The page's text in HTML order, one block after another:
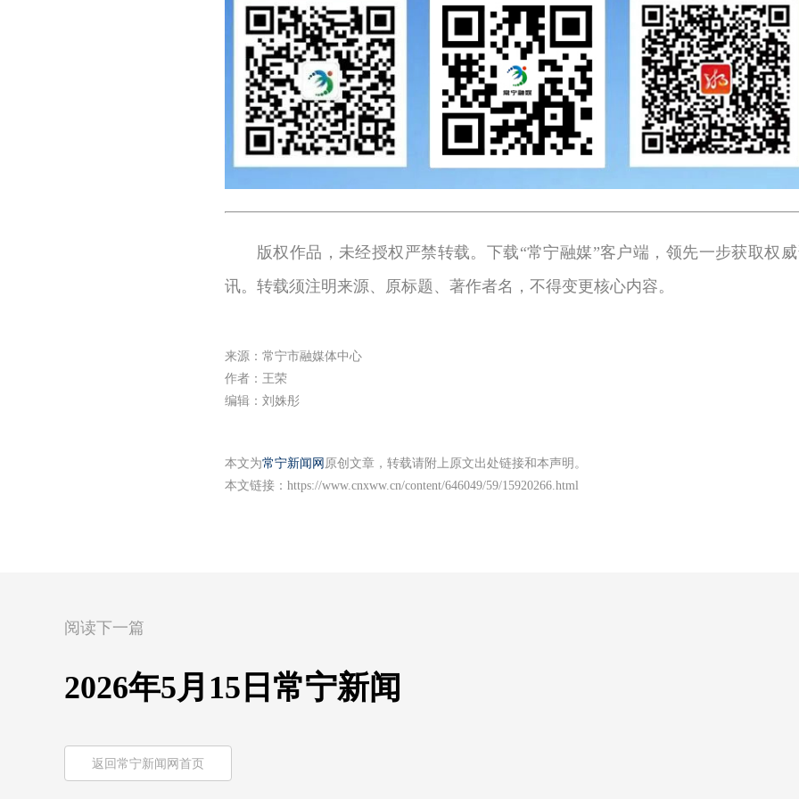
版权作品，未经授权严禁转载。下载“常宁融媒”客户端，领先一步获取权
讯。转载须注明来源、原标题、著作者名，不得变更核心内容。
来源：常宁市融媒体中心
作者：王荣
编辑：刘姝彤
本文为常宁新闻网 原创文章，转载请附上原文出处链接和本声明。
本文链接： https://www.cnxww.cn/content/646049/59/15920266.html
阅读下一篇
2026年5月15日常宁新闻
返回常宁新闻网首页